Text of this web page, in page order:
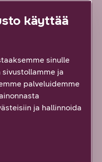
käyttää
sinulle
ja
palveluidemme
ja hallinnoida